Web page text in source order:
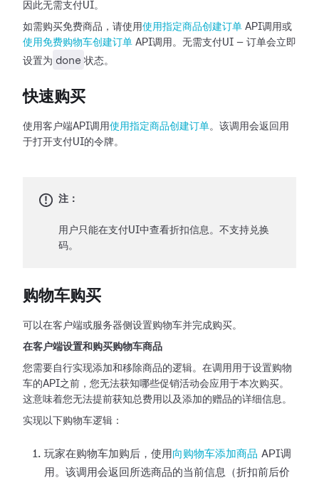
因此无需支付UI。
如需购买免费商品，请使用使用指定商品创建订单 API调用或
使用免费购物车创建订单 API调用。无需支付UI — 订单会立即
设置为 done 状态。
快速购买
使用客户端API调用使用指定商品创建订单。该调用会返回用
于打开支付UI的令牌。
注：
用户只能在支付UI中查看折扣信息。不支持兑换
码。
购物车购买
可以在客户端或服务器侧设置购物车并完成购买。
在客户端设置和购买购物车商品
您需要自行实现添加和移除商品的逻辑。在调用用于设置购物
车的API之前，您无法获知哪些促销活动会应用于本次购买。
这意味着您无法提前获知总费用以及添加的赠品的详细信息。
实现以下购物车逻辑：
玩家在购物车加购后，使用 向购物车添加商品 API调
用。该调用会返回所选商品的当前信息（折扣前后价